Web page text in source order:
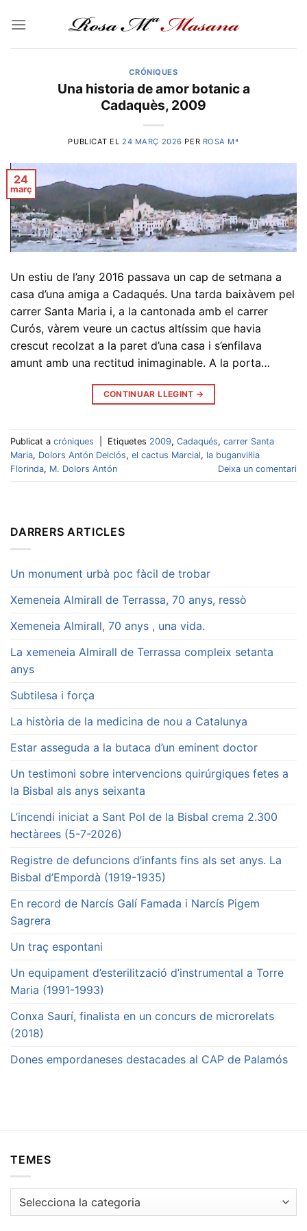
CRÓNIQUES
Una historia de amor botanic a
Cadaquès, 2009
PUBLICAT EL 24 MARÇ 2026 PER ROSA Mª
24
març
Un estiu de l’any 2016 passava un cap de setmana a
casa d’una amiga a Cadaqués. Una tarda baixàvem pel
carrer Santa Maria i, a la cantonada amb el carrer
Curós, vàrem veure un cactus altíssim que havia
crescut recolzat a la paret d’una casa i s’enfilava
amunt amb una rectitud inimaginable. A la porta…
CONTINUAR LLEGINT →
Publicat a cróniques Etiquetes 2009, Cadaqués, carrer Santa
Maria, Dolors Antón Delclós, el cactus Marcial, la buganvil·lia
Florinda, M. Dolors Antón Deixa un comentari
DARRERS ARTICLES
Un monument urbà poc fàcil de trobar
Xemeneia Almirall de Terrassa, 70 anys, ressò
Xemeneia Almirall, 70 anys , una vida.
La xemeneia Almirall de Terrassa compleix setanta
anys
Subtilesa i força
La història de la medicina de nou a Catalunya
Estar asseguda a la butaca d’un eminent doctor
Un testimoni sobre intervencions quirúrgiques fetes a
la Bisbal als anys seixanta
L’incendi iniciat a Sant Pol de la Bisbal crema 2.300
hectàrees (5-7-2026)
Registre de defuncions d’infants fins als set anys. La
Bisbal d’Empordà (1919-1935)
En record de Narcís Galí Famada i Narcís Pigem
Sagrera
Un traç espontani
Un equipament d’esterilització d’instrumental a Torre
Maria (1991-1993)
Conxa Saurí, finalista en un concurs de microrelats
(2018)
Dones empordaneses destacades al CAP de Palamós
TEMES
Temes